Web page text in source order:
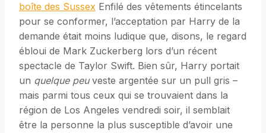
boîte des Sussex Enfilé des vêtements étincelants
pour se conformer, l’acceptation par Harry de la
demande était moins ludique que, disons, le regard
ébloui de Mark Zuckerberg lors d’un récent
spectacle de Taylor Swift. Bien sûr, Harry portait
un quelque peuveste argentée sur un pull gris –
mais parmi tous ceux qui se trouvaient dans la
région de Los Angeles vendredi soir, il semblait
être la personne la plus susceptible d’avoir une